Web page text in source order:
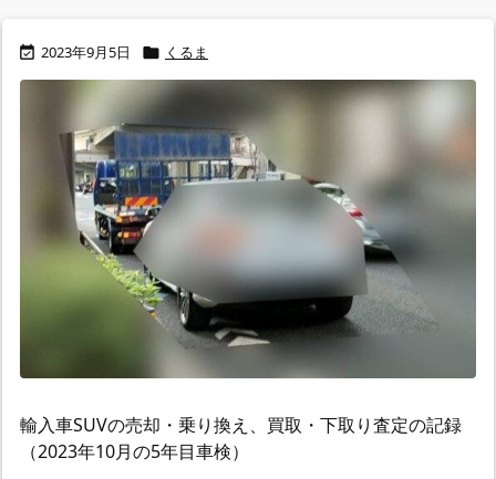
 2023年9月5日  くるま
輸入車SUVの売却・乗り換え、買取・下取り査定の記録
（2023年10月の5年目車検）